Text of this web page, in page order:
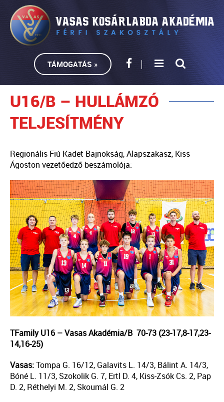
TÁMOGATÁS »
U16/B – HULLÁMZÓ
TELJESÍTMÉNY
Regionális Fiú Kadet Bajnokság, Alapszakasz, Kiss
Ágoston vezetőedző beszámolója:
TFamily U16 – Vasas Akadémia/B 70-73 (23-17,8-17,23-
14,16-25)
Vasas:Tompa G. 16/12, Galavits L. 14/3, Bálint A. 14/3,
Bóné L. 11/3, Szokolik G. 7, Ertl D. 4, Kiss-Zsók Cs. 2, Pap
D. 2, Réthelyi M. 2, Skoumál G. 2